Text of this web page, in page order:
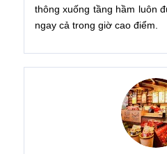
thông xuống tầng hầm luôn
ngay cả trong giờ cao điểm.